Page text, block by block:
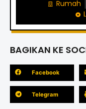
Rumah
BAGIKAN KE
Facebook
Telegram